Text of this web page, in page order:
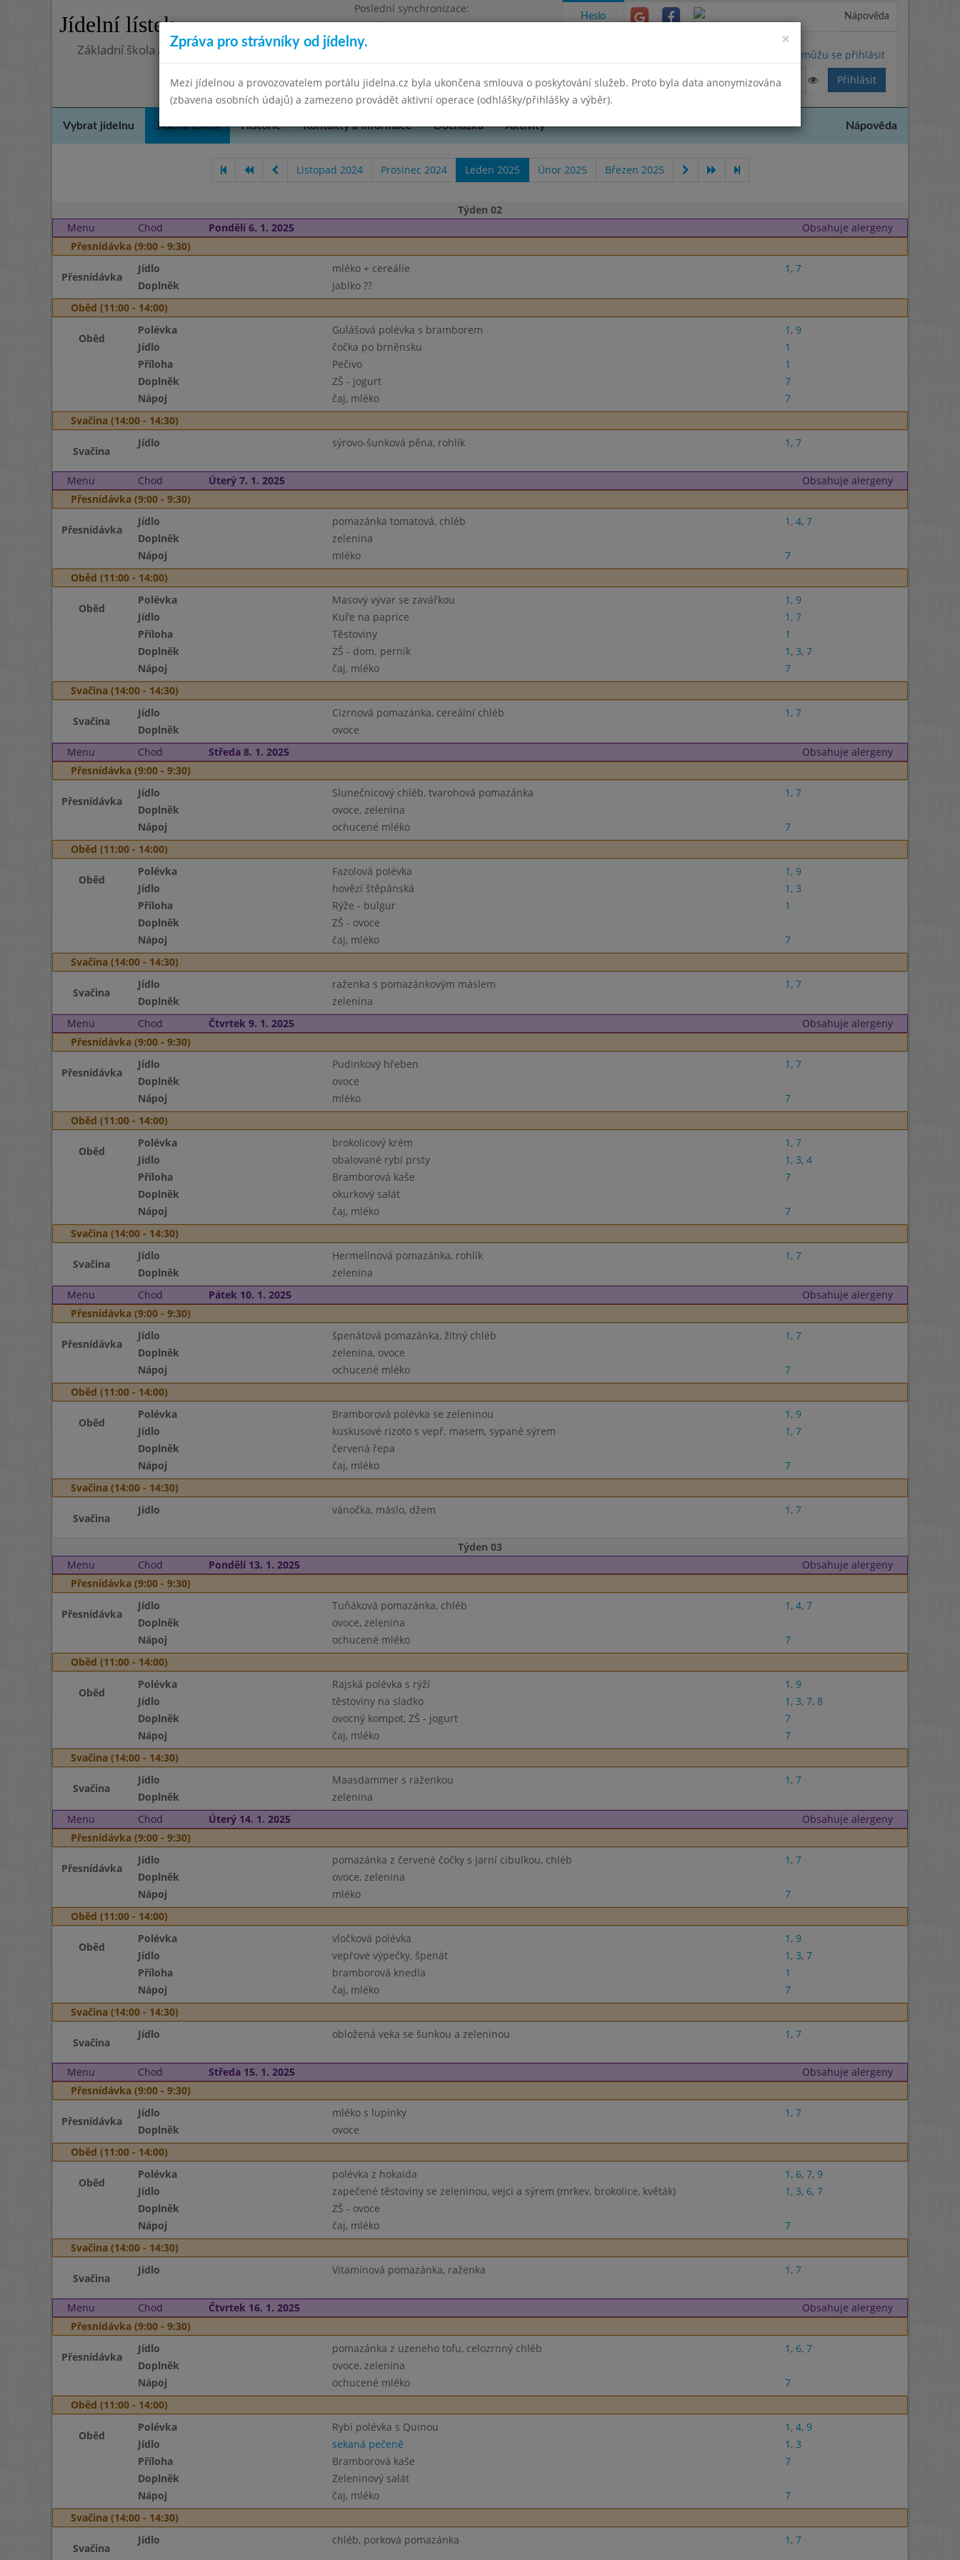
Jídelní lístek
Poslední synchronizace:
Pondělí 30.6.2025 15:21
Základní škola a Mateřská škola Telnice, okres Brno-venkov, příspěvková organizace
Heslo Nápověda
Nemůžu se přihlásit
Vybrat jídelnu Jídelní lístek Historie Kontakty a informace Docházka Aktivity Nápověda
Listopad 2024 Prosinec 2024 Leden 2025 Únor 2025 Březen 2025
Týden 02
Menu
Chod Pondělí 6. 1. 2025
Obsahuje alergeny
Přesnídávka (9:00 - 9:30)
Přesnídávka
Jídlo mléko + cereálie 1 , 7
Doplněk
jablko ??
Oběd (11:00 - 14:00)
Oběd
Polévka Gulášová polévka s bramborem 1 , 9
Jídlo
čočka po brněnsku
1
Příloha
Pečivo
1
Doplněk
ZŠ - jogurt
7
Nápoj
čaj, mléko
7
Svačina (14:00 - 14:30)
Svačina
Jídlo sýrovo-šunková pěna, rohlík 1 , 7
Menu Chod Úterý 7. 1. 2025
Obsahuje alergeny
Přesnídávka (9:00 - 9:30)
Přesnídávka
Jídlo pomazánka tomatová, chléb 1 , 4, 7
Doplněk
zelenina
Nápoj
mléko
7
Oběd (11:00 - 14:00)
Oběd
Polévka Masový vývar se zavářkou 1 , 9
Jídlo
Kuře na paprice 1 , 7
Příloha
Těstoviny
1
Doplněk
ZŠ - dom. perník 1 , 3, 7
Nápoj
čaj, mléko
7
Svačina (14:00 - 14:30)
Svačina
Jídlo Cizrnová pomazánka, cereální chléb 1 , 7
Doplněk
ovoce
Menu
Chod Středa 8. 1. 2025
Obsahuje alergeny
Přesnídávka (9:00 - 9:30)
Přesnídávka
Jídlo Slunečnicový chléb, tvarohová pomazánka 1 , 7
Doplněk
ovoce, zelenina
Nápoj
ochucené mléko
7
Oběd (11:00 - 14:00)
Oběd
Polévka Fazolová polévka 1 , 9
Jídlo
hovězí štěpánská 1 , 3
Příloha
Rýže - bulgur
1
Doplněk
ZŠ - ovoce
Nápoj
čaj, mléko
7
Svačina (14:00 - 14:30)
Svačina
Jídlo raženka s pomazánkovým máslem 1 , 7
Doplněk
zelenina
Menu
Chod Čtvrtek 9. 1. 2025
Obsahuje alergeny
Přesnídávka (9:00 - 9:30)
Přesnídávka
Jídlo Pudinkový hřeben 1 , 7
Doplněk
ovoce
Nápoj
mléko
7
Oběd (11:00 - 14:00)
Oběd
Polévka brokolicový krém 1 , 7
Jídlo
obalované rybí prsty 1 , 3, 4
Příloha
Bramborová kaše
7
Doplněk
okurkový salát
Nápoj
čaj, mléko
7
Svačina (14:00 - 14:30)
Svačina
Jídlo Hermelínová pomazánka, rohlík 1 , 7
Doplněk
zelenina
Menu
Chod Pátek 10. 1. 2025
Obsahuje alergeny
Přesnídávka (9:00 - 9:30)
Přesnídávka
Jídlo špenátová pomazánka, žitný chléb 1 , 7
Doplněk
zelenina, ovoce
Nápoj
ochucené mléko
7
Oběd (11:00 - 14:00)
Oběd
Polévka Bramborová polévka se zeleninou 1 , 9
Jídlo
kuskusové rizoto s vepř. masem, sypané sýrem 1 , 7
Doplněk
červená řepa
Nápoj
čaj, mléko
7
Svačina (14:00 - 14:30)
Svačina
Jídlo vánočka, máslo, džem 1 , 7
Týden 03
Menu
Chod Pondělí 13. 1. 2025
Obsahuje alergeny
Přesnídávka (9:00 - 9:30)
Přesnídávka
Jídlo Tuňáková pomazánka, chléb 1 , 4, 7
Doplněk
ovoce, zelenina
Nápoj
ochucené mléko
7
Oběd (11:00 - 14:00)
Oběd
Polévka Rajská polévka s rýží 1 , 9
Jídlo
těstoviny na sladko 1 , 3, 7, 8
Doplněk
ovocný kompot, ZŠ - jogurt
7
Nápoj
čaj, mléko
7
Svačina (14:00 - 14:30)
Svačina
Jídlo Maasdammer s raženkou 1 , 7
Doplněk
zelenina
Menu
Chod Úterý 14. 1. 2025
Obsahuje alergeny
Přesnídávka (9:00 - 9:30)
Přesnídávka
Jídlo pomazánka z červené čočky s jarní cibulkou, chléb 1 , 7
Doplněk
ovoce, zelenina
Nápoj
mléko
7
Oběd (11:00 - 14:00)
Oběd
Polévka vločková polévka 1 , 9
Jídlo
vepřové výpečky, špenát 1 , 3, 7
Příloha
bramborová knedla
1
Nápoj
čaj, mléko
7
Svačina (14:00 - 14:30)
Svačina
Jídlo obložená veka se šunkou a zeleninou 1 , 7
Menu Chod Středa 15. 1. 2025
Obsahuje alergeny
Přesnídávka (9:00 - 9:30)
Přesnídávka
Jídlo mléko s lupínky 1 , 7
Doplněk
ovoce
Oběd (11:00 - 14:00)
Oběd
Polévka polévka z hokaida 1 , 6, 7, 9
Jídlo
zapečené těstoviny se zeleninou, vejci a sýrem (mrkev, brokolice, květák) 1 , 3, 6, 7
Doplněk
ZŠ - ovoce
Nápoj
čaj, mléko
7
Svačina (14:00 - 14:30)
Svačina
Jídlo Vitamínová pomazánka, raženka 1 , 7
Menu Chod Čtvrtek 16. 1. 2025
Obsahuje alergeny
Přesnídávka (9:00 - 9:30)
Přesnídávka
Jídlo pomazánka z uzeneho tofu, celozrnný chléb 1 , 6, 7
Doplněk
ovoce, zelenina
Nápoj
ochucené mléko
7
Oběd (11:00 - 14:00)
Oběd
Polévka Rybí polévka s Quinou 1 , 4, 9
Jídlo
sekaná pečeně 1 , 3
Příloha
Bramborová kaše
7
Doplněk
Zeleninový salát
Nápoj
čaj, mléko
7
Svačina (14:00 - 14:30)
Svačina
Jídlo chléb, porková pomazánka 1 , 7
×
Zpráva pro strávníky od jídelny.
Mezi jídelnou a provozovatelem portálu jidelna.cz byla ukončena smlouva o poskytování služeb. Proto byla data anonymizována
(zbavena osobních údajů) a zamezeno provádět aktivní operace (odhlášky/přihlášky a výběr).